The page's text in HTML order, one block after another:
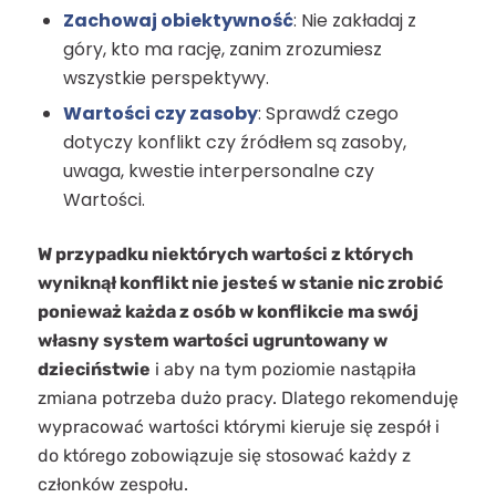
Zachowaj obiektywność: Nie zakładaj z
góry, kto ma rację, zanim zrozumiesz
wszystkie perspektywy.
Wartości czy zasoby: Sprawdź czego
dotyczy konflikt czy źródłem są zasoby,
uwaga, kwestie interpersonalne czy
Wartości.
W przypadku niektórych wartości z których
wyniknął konflikt nie jesteś w stanie nic zrobić
ponieważ każda z osób w konflikcie ma swój
własny system wartości ugruntowany w
dzieciństwie i aby na tym poziomie nastąpiła
zmiana potrzeba dużo pracy. Dlatego rekomenduję
wypracować wartości którymi kieruje się zespół i
do którego zobowiązuje się stosować każdy z
członków zespołu.